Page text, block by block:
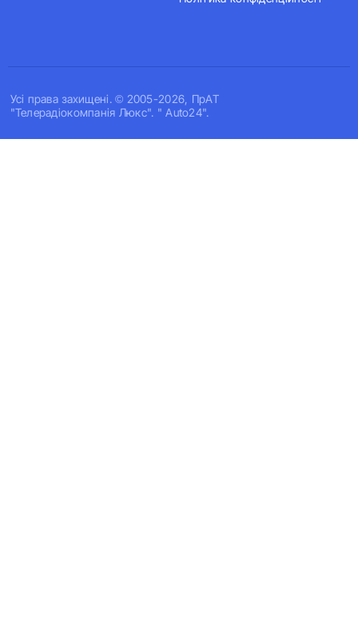
Усi права захищенi. © 2005-2026, ПрАТ
"Телерадіокомпанія Люкс". " Auto24".